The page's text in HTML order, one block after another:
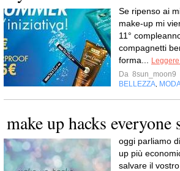
Se ripenso ai
make-up mi
11°
compagnetti
forma...
Da 8sun_moon9
BELLEZZA
make up hacks
oggi parliamo
up più
salvare il